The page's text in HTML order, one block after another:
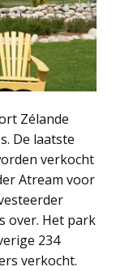
Zélande
De laatste
verkocht
Atream voor
over. Het park
234
verkocht.